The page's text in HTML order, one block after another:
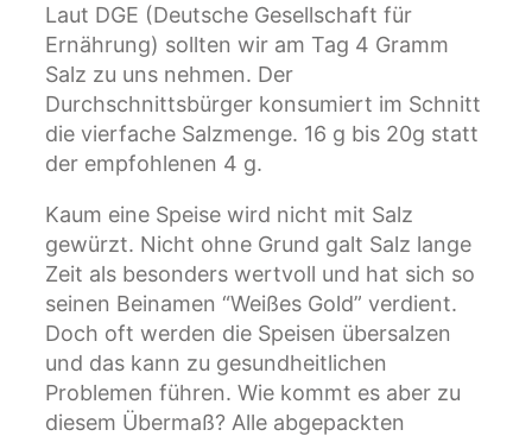
Laut DGE (Deutsche Gesellschaft für
Ernährung) sollten wir am Tag 4 Gramm
Salz zu uns nehmen. Der
Durchschnittsbürger konsumiert im Schnitt
die vierfache Salzmenge. 16 g bis 20g statt
der empfohlenen 4 g.
Kaum eine Speise wird nicht mit Salz
gewürzt. Nicht ohne Grund galt Salz lange
Zeit als besonders wertvoll und hat sich so
seinen Beinamen “Weißes Gold” verdient.
Doch oft werden die Speisen übersalzen
und das kann zu gesundheitlichen
Problemen führen. Wie kommt es aber zu
diesem Übermaß? Alle abgepackten